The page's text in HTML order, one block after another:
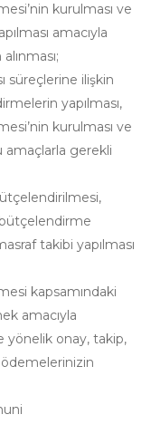
kurulması ve
amacıyla
süreçlerine ilişkin
yapılması,
kurulması ve
amaçlarla gerekli
takibi yapılması
kapsamındaki
amacıyla
yönelik onay, takip,